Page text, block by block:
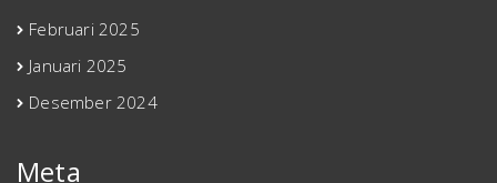
Februari 2025
Januari 2025
Desember 2024
Meta